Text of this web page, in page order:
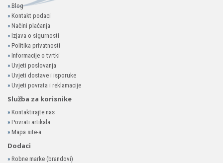
»Blog
» Kontakt podaci
» Načini plaćanja
» Izjava o sigurnosti
» Politika privatnosti
» Informacije o tvrtki
» Uvjeti poslovanja
» Uvjeti dostave i isporuke
» Uvjeti povrata i reklamacije
Služba za korisnike
» Kontaktirajte nas
» Povrati artikala
» Mapa site-a
Dodaci
» Robne marke (brandovi)